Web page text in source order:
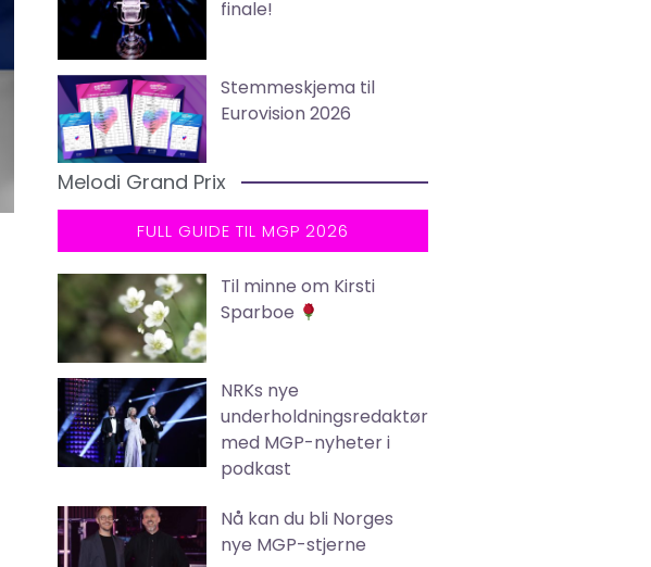
finale!
Stemmeskjema til
Eurovision 2026
Melodi Grand Prix
FULL GUIDE TIL MGP 2026
Til minne om Kirsti
Sparboe
NRKs nye
underholdningsredaktør
med MGP-nyheter i
podkast
Nå kan du bli Norges
nye MGP-stjerne